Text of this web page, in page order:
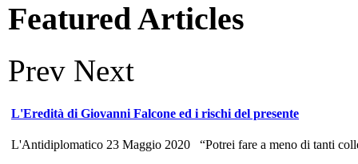
Featured Articles
Prev Next
L'Eredità di Giovanni Falcone ed i rischi del presente
L'Antidiplomatico 23 Maggio 2020 “Potrei fare a meno di tanti